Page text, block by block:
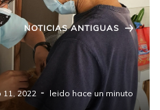
NOTICIAS ANTIGUAS
de esterilización
canina y felina.
11, 2022 leido hace un minuto